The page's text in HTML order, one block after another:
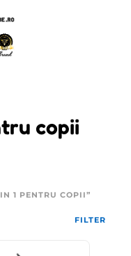
copii
1 PENTRU COPII”
FILTER